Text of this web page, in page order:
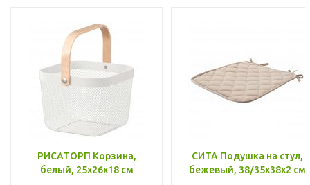
РИСАТОРП Корзина,
белый, 25x26x18 см
СИТА Подушка на стул,
бежевый, 38/35x38x2 см